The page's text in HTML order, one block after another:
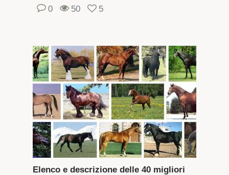
0 50 5
Elenco e descrizione delle 40 migliori